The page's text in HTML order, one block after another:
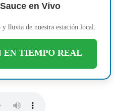
en Vivo
lluvia de nuestra estación local.
EN TIEMPO REAL